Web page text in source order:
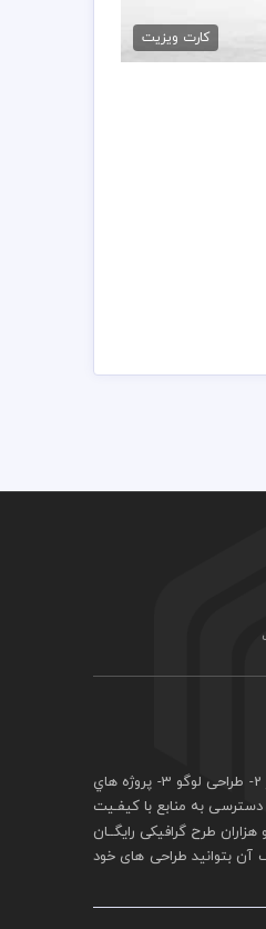
کارت ویزیت
2- طراحی لوگو 3- پروژه هاي
به منابع با کيفـيت
طرح گرافیکی رايگــان
بتوانيد طراحی های خود